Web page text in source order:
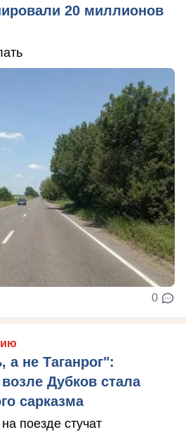
20 миллионов
0
а не Таганрог":
Дубков стала
сарказма
поезде стучат